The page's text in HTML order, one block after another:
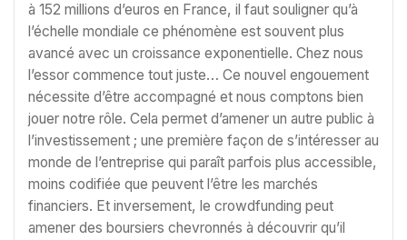
à 152 millions d’euros en France, il faut souligner qu’à
l’échelle mondiale ce phénomène est souvent plus
avancé avec un croissance exponentielle. Chez nous
l’essor commence tout juste… Ce nouvel engouement
nécessite d’être accompagné et nous comptons bien
jouer notre rôle. Cela permet d’amener un autre public à
l’investissement ; une première façon de s’intéresser au
monde de l’entreprise qui paraît parfois plus accessible,
moins codifiée que peuvent l’être les marchés
financiers. Et inversement, le crowdfunding peut
amener des boursiers chevronnés à découvrir qu’il